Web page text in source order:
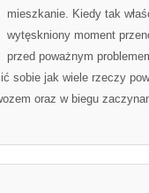
mieszkanie. Kiedy tak
wytęskniony moment
przed poważnym
sobie jak wiele rzeczy
oraz w biegu